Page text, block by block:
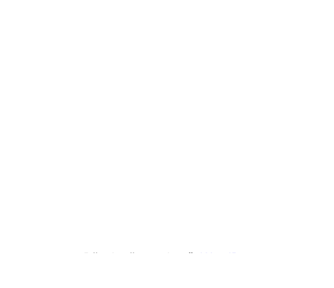
Büszke üzemeltető: